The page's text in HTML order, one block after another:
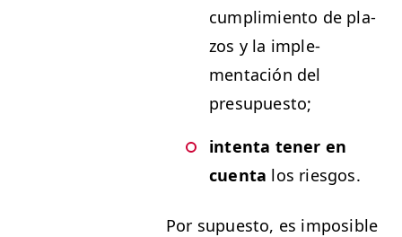
cumplim­ien­to de pla­
zos y la imple­
mentación del
presupuesto;
inten­ta ten­er en
cuen­ta los riesgos.
Por supuesto, es imposi­ble